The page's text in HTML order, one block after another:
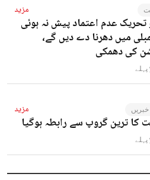
مزید
تحریک عدم اعتماد پیش نہ ہوئی
میں دھرنا دے دیں گے،
کی دھمکی
مزید
کا ترین گروپ سے رابطہ ہوگیا